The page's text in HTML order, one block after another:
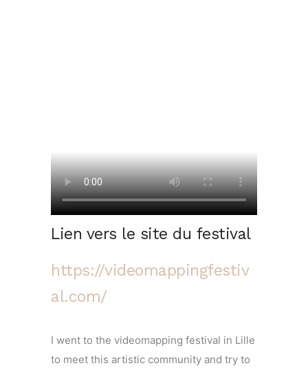
Lien vers le site du festival
https://videomappingfestiv
al.com/
I went to the videomapping festival in Lille
to meet this artistic community and try to